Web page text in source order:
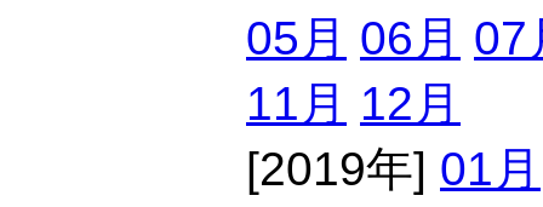
05月 06月 07
11月 12月
[2019年] 01月